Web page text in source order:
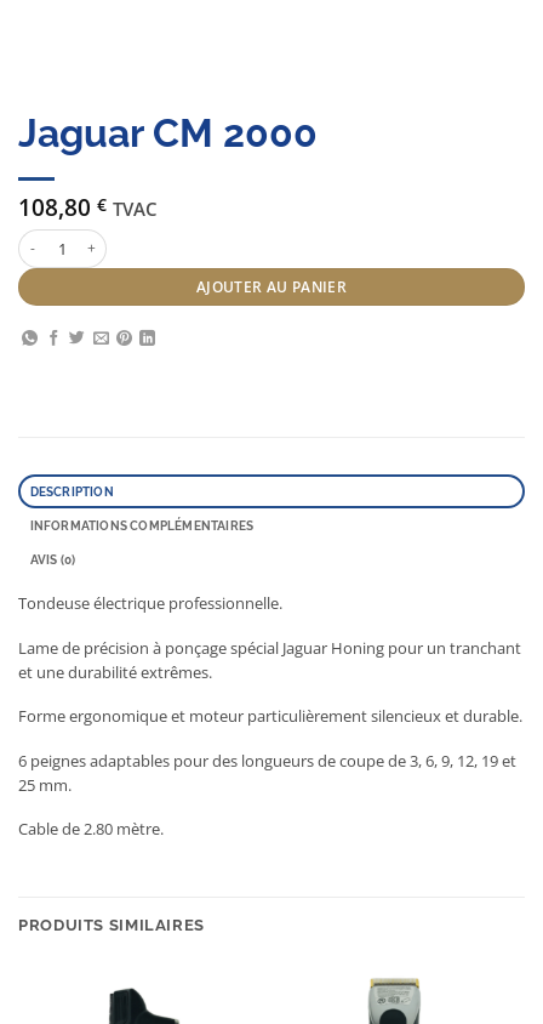
Jaguar CM 2000
108,80 € TVAC
quantité de Jaguar CM 2000
AJOUTER AU PANIER
DESCRIPTION
INFORMATIONS COMPLÉMENTAIRES
AVIS (0)
Tondeuse électrique professionnelle.
Lame de précision à ponçage spécial Jaguar Honing pour un tranchant
et une durabilité extrêmes.
Forme ergonomique et moteur particulièrement silencieux et durable.
6 peignes adaptables pour des longueurs de coupe de 3, 6, 9, 12, 19 et
25 mm.
Cable de 2.80 mètre.
PRODUITS SIMILAIRES